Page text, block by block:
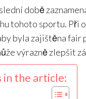
době
tohoto sportu. Při
byla zajištěna fair
výrazně zlepšit
in the article: